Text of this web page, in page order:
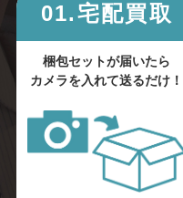
01.宅配買取
梱包セットが届いたら
カメラを入れて送るだけ！